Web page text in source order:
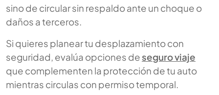
sino de circular sin respaldo ante un choque o
daños a terceros.
Si quieres planear tu desplazamiento con
seguridad, evalúa opciones deseguro viaje
que complementen la protección de tu auto
mientras circulas con permiso temporal.